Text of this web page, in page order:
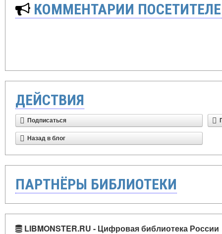
КОММЕНТАРИИ
ДЕЙСТВИЯ
Подписаться
Назад в блог
ПАРТНЁРЫ БИБЛИОТЕКИ
LIBMONSTER.RU - Цифровая библиотека России